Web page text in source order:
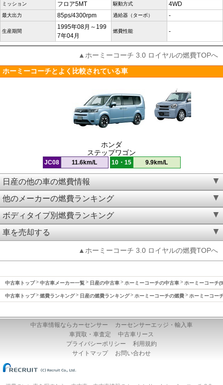
ミッション フロア5MT 駆動方式 4WD
最大出力 85ps/4300rpm 過給器（ターボ） -
生産期間
1995年08月～199
7年04月
燃費性能 -
▲ホーミーコーチ 3.0 ロイヤルの燃費TOPへ
ホーミーコーチとよく比較されている車
ホンダ
ステップワゴン
JC08 11.6km/L 10・15 9.9km/L
日産の他の車の燃費情報
他のメーカーの燃費ランキング
ボディタイプ別燃費ランキング
車を売却する
▲ホーミーコーチ 3.0 ロイヤルの燃費TOPへ
中古車トップ 中古車メーカー一覧 日産の中古車 ホーミーコーチの中古車 ホーミーコーチ
中古車トップ 燃費ランキング 日産の燃費ランキング ホーミーコーチの燃費 ホーミーコー
中古車情報ならカーセンサー
カーセンサーエッジ・輸入車
車買取・車査定
中古車リース
プライバシーポリシー
利用規約
サイトマップ
お問い合わせ